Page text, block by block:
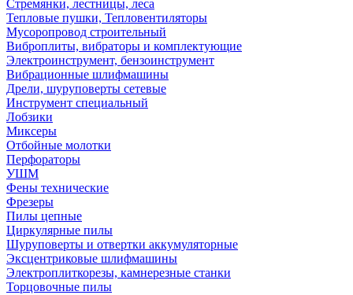
Стремянки, лестницы, леса
Тепловые пушки, Тепловентиляторы
Мусоропровод строительный
Виброплиты, вибраторы и комплектующие
Электроинструмент, бензоинструмент
Вибрационные шлифмашины
Дрели, шуруповерты сетевые
Инструмент специальный
Лобзики
Миксеры
Отбойные молотки
Перфораторы
УШМ
Фены технические
Фрезеры
Пилы цепные
Циркулярные пилы
Шуруповерты и отвертки аккумуляторные
Эксцентриковые шлифмашины
Электроплиткорезы, камнерезные станки
Торцовочные пилы